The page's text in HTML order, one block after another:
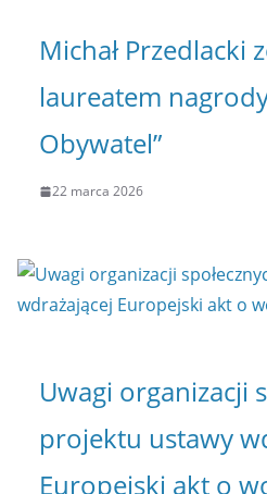
Michał Przedlacki
laureatem
Obywatel”
22 marca 2026
Uwagi organizacji
projektu ustawy
Europejski akt o